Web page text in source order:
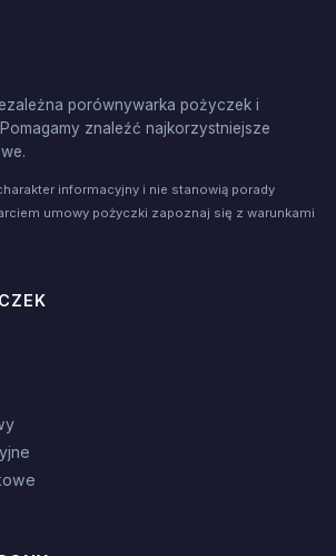
porównywarka pożyczek i
znaleźć najkorzystniejsze
informacyjny i nie stanowią porady
umowy pożyczki zapoznaj się z warunkami